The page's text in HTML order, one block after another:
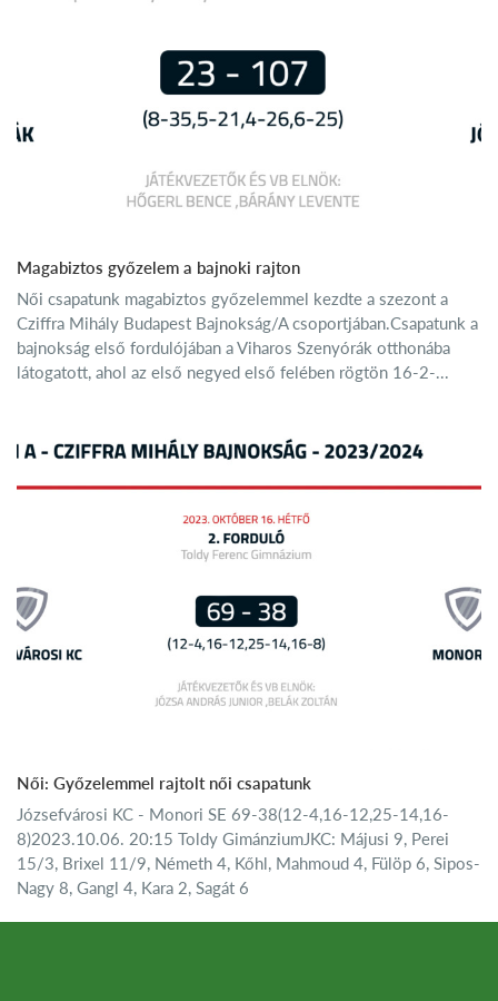
Magabiztos győzelem a bajnoki rajton
Női csapatunk magabiztos győzelemmel kezdte a szezont a
Cziffra Mihály Budapest Bajnokság/A csoportjában.Csapatunk a
bajnokság első fordulójában a Viharos Szenyórák otthonába
látogatott, ahol az első negyed első felében rögtön 16-2-...
Női: Győzelemmel rajtolt női csapatunk
Józsefvárosi KC - Monori SE 69-38(12-4,16-12,25-14,16-
8)2023.10.06. 20:15 Toldy GimánziumJKC: Májusi 9, Perei
15/3, Brixel 11/9, Németh 4, Kőhl, Mahmoud 4, Fülöp 6, Sipos-
Nagy 8, Gangl 4, Kara 2, Sagát 6